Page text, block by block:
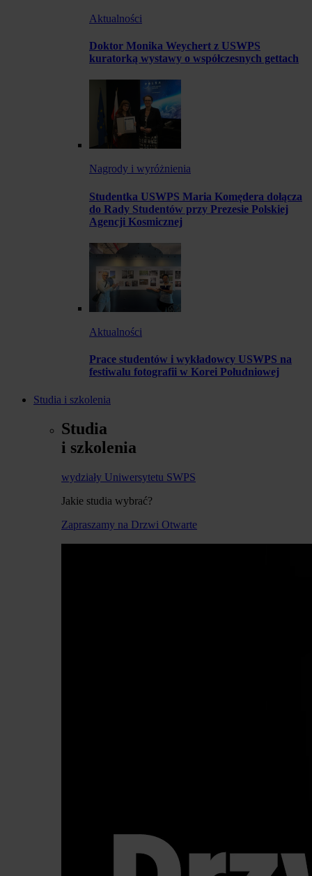
Aktualności
Doktor Monika Weychert z USWPS
kuratorką wystawy o współczesnych gettach
Nagrody i wyróżnienia
Studentka USWPS Maria Komędera dołącza
do Rady Studentów przy Prezesie Polskiej
Agencji Kosmicznej
Aktualności
Prace studentów i wykładowcy USWPS na
festiwalu fotografii w Korei Południowej
Studia i szkolenia
Studia
i szkolenia
wydziały Uniwersytetu SWPS
Jakie studia wybrać?
Zapraszamy na Drzwi Otwarte